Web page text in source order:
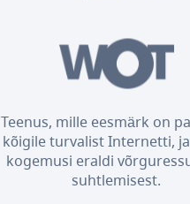
Teenus, mille eesmärk on
kõigile turvalist Internetti,
kogemusi eraldi
suhtlemisest.